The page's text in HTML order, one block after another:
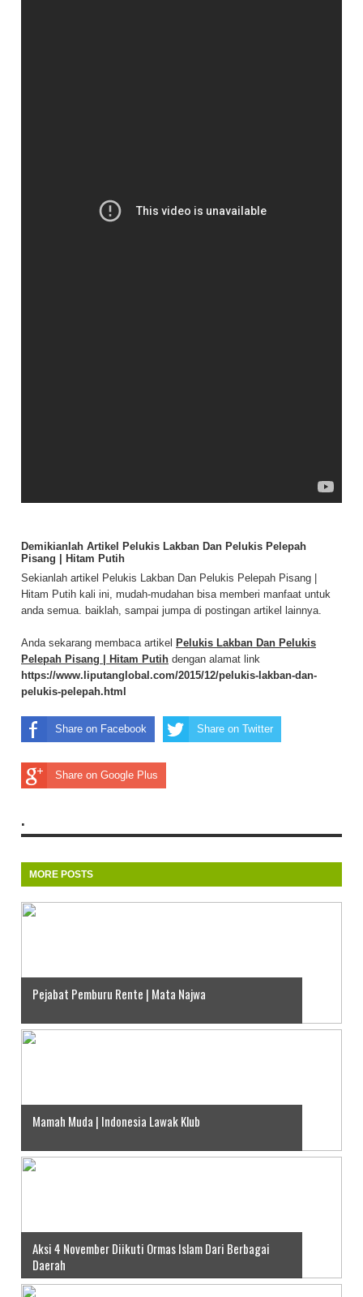
Demikianlah Artikel Pelukis Lakban Dan Pelukis Pelepah
Pisang | Hitam Putih
Sekianlah artikel Pelukis Lakban Dan Pelukis Pelepah Pisang |
Hitam Putih kali ini, mudah-mudahan bisa memberi manfaat untuk
anda semua. baiklah, sampai jumpa di postingan artikel lainnya.
Anda sekarang membaca artikel Pelukis Lakban Dan Pelukis
Pelepah Pisang | Hitam Putih dengan alamat link
https://www.liputanglobal.com/2015/12/pelukis-lakban-dan-
pelukis-pelepah.html
Share on Facebook Share on Twitter
Share on Google Plus
.
MORE POSTS
Pejabat Pemburu Rente | Mata Najwa
Mamah Muda | Indonesia Lawak Klub
Aksi 4 November Diikuti Ormas Islam Dari Berbagai
Daerah